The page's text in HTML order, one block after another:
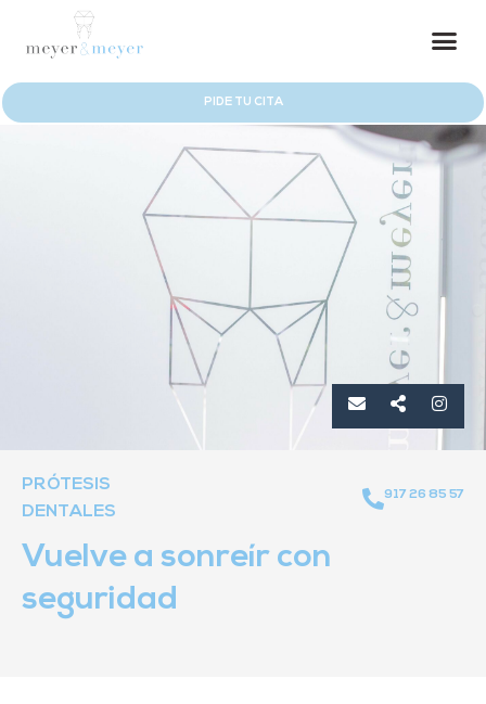
PIDE TU CITA
PRÓTESIS
DENTALES
917 26 85 57
Vuelve a sonreír con
seguridad